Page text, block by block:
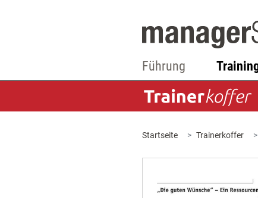
Führung
Startseite Trainerkoffer